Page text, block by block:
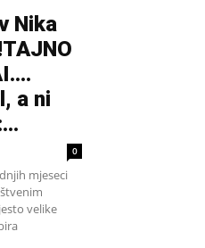
Nika
a ni
0
mjeseci
velike